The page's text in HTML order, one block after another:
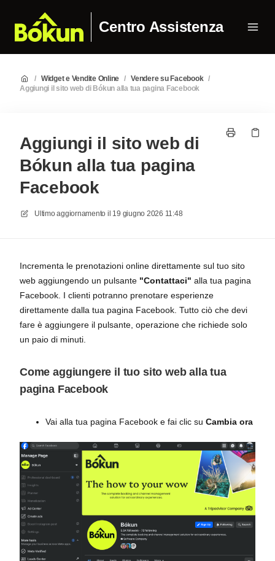
Centro Assistenza
/ Widget e Vendite Online / Vendere su Facebook /
Aggiungi il sito web di Bókun alla tua pagina Facebook
Aggiungi il sito web di
Bókun alla tua pagina
Facebook
Ultimo aggiornamento il 19 giugno 2026 11:48
Incrementa le prenotazioni online direttamente sul tuo sito
web aggiungendo un pulsante "Contattaci" alla tua pagina
Facebook. I clienti potranno prenotare esperienze
direttamente dalla tua pagina Facebook. Tutto ciò che devi
fare è aggiungere il pulsante, operazione che richiede solo
un paio di minuti.
Come aggiungere il tuo sito web alla tua
pagina Facebook
Vai alla tua pagina Facebook e fai clic su Cambia ora